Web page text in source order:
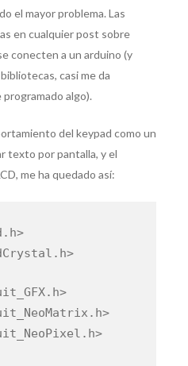
el mayor problema. Las
en cualquier post sobre
conecten a un arduino (y
casi me da
programado algo).
del keypad como un
texto por pantalla, y el
me ha quedado así: